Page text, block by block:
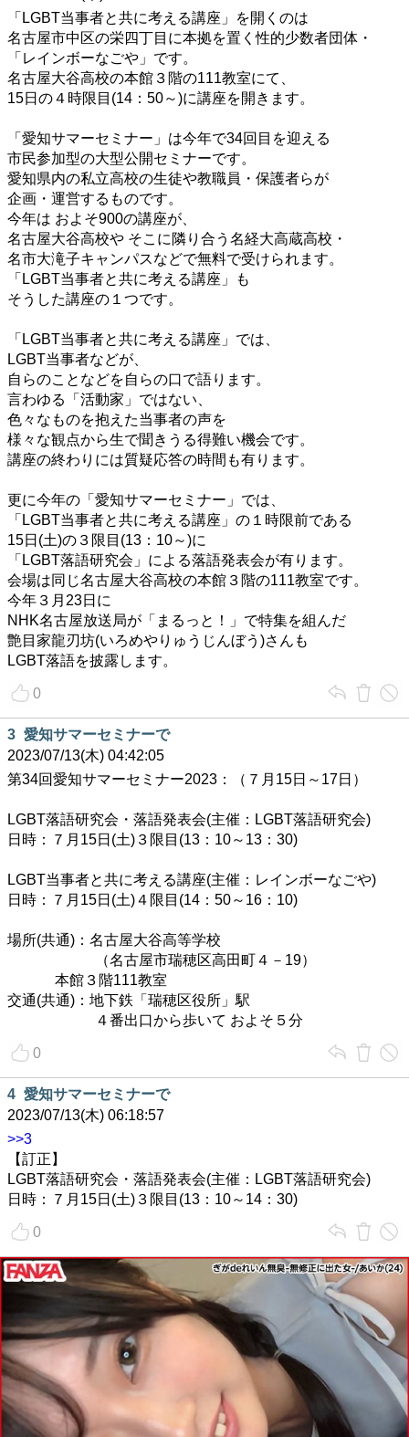
「LGBT当事者と共に考える講座」を開くのは
名古屋市中区の栄四丁目に本拠を置く性的少数者団体・
「レインボーなごや」です。
名古屋大谷高校の本館３階の111教室にて、
15日の４時限目(14：50～)に講座を開きます。
「愛知サマーセミナー」は今年で34回目を迎える
市民参加型の大型公開セミナーです。
愛知県内の私立高校の生徒や教職員・保護者らが
企画・運営するものです。
今年は およそ900の講座が、
名古屋大谷高校や そこに隣り合う名経大高蔵高校・
名市大滝子キャンパスなどで無料で受けられます。
「LGBT当事者と共に考える講座」も
そうした講座の１つです。
「LGBT当事者と共に考える講座」では、
LGBT当事者などが、
自らのことなどを自らの口で語ります。
言わゆる「活動家」ではない、
色々なものを抱えた当事者の声を
様々な観点から生で聞きうる得難い機会です。
講座の終わりには質疑応答の時間も有ります。
更に今年の「愛知サマーセミナー」では、
「LGBT当事者と共に考える講座」の１時限前である
15日(土)の３限目(13：10～)に
「LGBT落語研究会」による落語発表会が有ります。
会場は同じ名古屋大谷高校の本館３階の111教室です。
今年３月23日に
NHK名古屋放送局が「まるっと！」で特集を組んだ
艶目家龍刃坊(いろめやりゅうじんぼう)さんも
LGBT落語を披露します。
0
3 愛知サマーセミナーで
2023/07/13(木) 04:42:05
第34回愛知サマーセミナー2023：（７月15日～17日）
LGBT落語研究会・落語発表会(主催：LGBT落語研究会)
日時：７月15日(土)３限目(13：10～13：30)
LGBT当事者と共に考える講座(主催：レインボーなごや)
日時：７月15日(土)４限目(14：50～16：10)
場所(共通)：名古屋大谷高等学校
（名古屋市瑞穂区高田町４－19）
本館３階111教室
交通(共通)：地下鉄「瑞穂区役所」駅
４番出口から歩いて およそ５分
0
4 愛知サマーセミナーで
2023/07/13(木) 06:18:57
>>3
【訂正】
LGBT落語研究会・落語発表会(主催：LGBT落語研究会)
日時：７月15日(土)３限目(13：10～14：30)
0